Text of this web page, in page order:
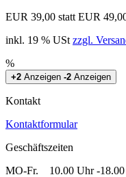
EUR 39,00 statt EUR
inkl. 19 % USt zzgl.
%
+2 Anzeigen -2 Anzeigen
Kontakt
Kontaktformular
Geschäftszeiten
MO-Fr. 10.00 Uhr -